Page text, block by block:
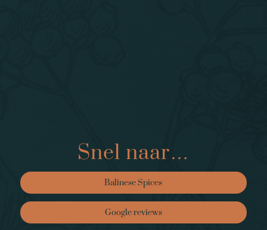
Snel naar…
Balinese Spices
Google reviews